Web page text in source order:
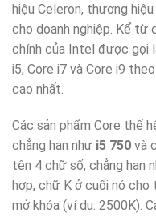
hiệu Celeron, thương
cho doanh nghiệp. Kể từ
chính của Intel được gọi
i5, Core i7 và Core i9
cao nhất.
Các sản phẩm Core thế
chẳng hạn như i5 750 và
tên 4 chữ số, chẳng hạn
hợp, chữ K ở cuối nó
mở khóa (ví dụ: 2500K).